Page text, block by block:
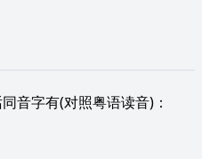
音字有(对照粤语读音)：